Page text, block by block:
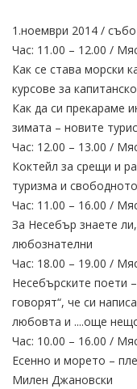
1.ноември 2014 /
Час: 11.00 – 12.00 /
Как се става морски
курсове за
Как да си прекараме
зимата – новите
Час: 12.00 – 13.00 /
Коктейл за срещи и
туризма и
Час: 11.00 – 16.00 /
За Несебър знаете
любознателни
Час: 18.00 – 19.00 /
Несебърските поети
говорят“, че си
любовта и ....още
Час: 10.00 – 16.00 /
Есенно и морето –
Милен Джановски